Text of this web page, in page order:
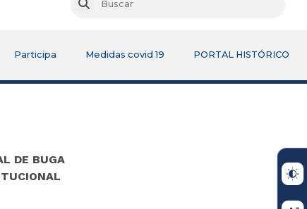
Buscar
Participa Medidas covid 19 PORTAL HISTÓRICO
DE BUGA